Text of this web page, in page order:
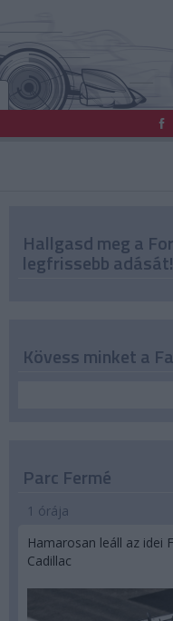
Hallgasd meg a
legfrissebb adását!
Kövess minket a
Parc Fermé
1 órája
Hamarosan leáll az idei
Cadillac